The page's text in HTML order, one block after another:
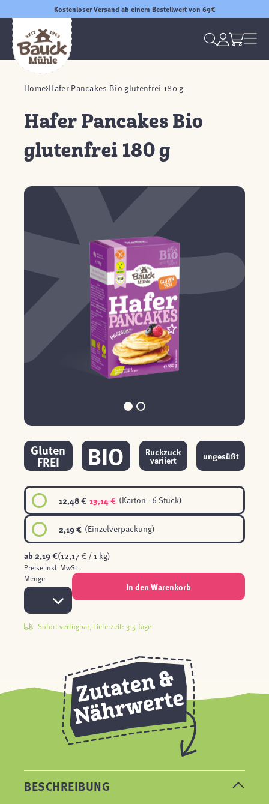
Kostenloser Versand ab einem Bestellwert von 69€
Home Hafer Pancakes Bio glutenfrei 180 g
Gluten
FREI BIO Ruckzuck
variiert ungesüßt
Hafer Pancakes Bio
glutenfrei 180 g
12,48 € 13,14 € (Karton - 6 Stück)
2,19 € (Einzelverpackung)
ab 2,19 €(12,17 € / 1 kg)
Preise inkl. MwSt.
Menge
In den Warenkorb
Sofort verfügbar, Lieferzeit: 3-5 Tage
BESCHREIBUNG